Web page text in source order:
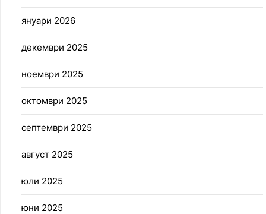
януари 2026
декември 2025
ноември 2025
октомври 2025
септември 2025
август 2025
юли 2025
юни 2025